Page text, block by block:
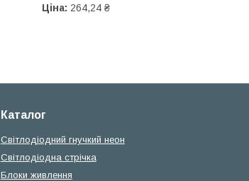
Ціна: 264,24 ₴
Каталог
Світлодіодний гнучкий неон
Світлодіодна стрічка
Блоки живлення